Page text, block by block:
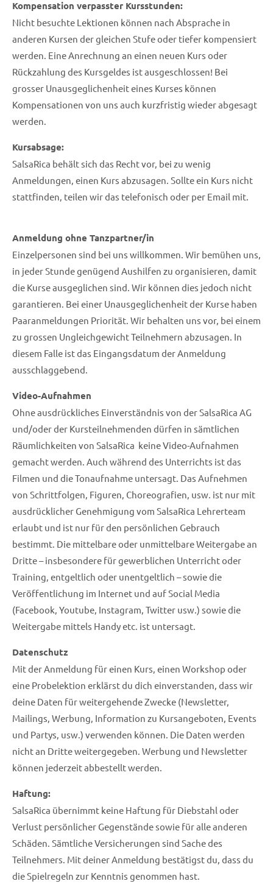
Kompensation verpasster Kursstunden:
Nicht besuchte Lektionen können nach Absprache in
anderen Kursen der gleichen Stufe oder tiefer kompensiert
werden. Eine Anrechnung an einen neuen Kurs oder
Rückzahlung des Kursgeldes ist ausgeschlossen! Bei
grosser Unausgeglichenheit eines Kurses können
Kompensationen von uns auch kurzfristig wieder abgesagt
werden.
Kursabsage:
SalsaRica behält sich das Recht vor, bei zu wenig
Anmeldungen, einen Kurs abzusagen. Sollte ein Kurs nicht
stattfinden, teilen wir das telefonisch oder per Email mit.
Anmeldung ohne Tanzpartner/in
Einzelpersonen sind bei uns willkommen. Wir bemühen uns,
in jeder Stunde genügend Aushilfen zu organisieren, damit
die Kurse ausgeglichen sind. Wir können dies jedoch nicht
garantieren. Bei einer Unausgeglichenheit der Kurse haben
Paaranmeldungen Priorität. Wir behalten uns vor, bei einem
zu grossen Ungleichgewicht Teilnehmern abzusagen. In
diesem Falle ist das Eingangsdatum der Anmeldung
ausschlaggebend.
Video-Aufnahmen
Ohne ausdrückliches Einverständnis von der SalsaRica AG
und/oder der Kursteilnehmenden dürfen in sämtlichen
Räumlichkeiten von SalsaRica keine Video-Aufnahmen
gemacht werden. Auch während des Unterrichts ist das
Filmen und die Tonaufnahme untersagt. Das Aufnehmen
von Schrittfolgen, Figuren, Choreografien, usw. ist nur mit
ausdrücklicher Genehmigung vom SalsaRica Lehrerteam
erlaubt und ist nur für den persönlichen Gebrauch
bestimmt. Die mittelbare oder unmittelbare Weitergabe an
Dritte – insbesondere für gewerblichen Unterricht oder
Training, entgeltlich oder unentgeltlich – sowie die
Veröffentlichung im Internet und auf Social Media
(Facebook, Youtube, Instagram, Twitter usw.) sowie die
Weitergabe mittels Handy etc. ist untersagt.
Datenschutz
Mit der Anmeldung für einen Kurs, einen Workshop oder
eine Probelektion erklärst du dich einverstanden, dass wir
deine Daten für weitergehende Zwecke (Newsletter,
Mailings, Werbung, Information zu Kursangeboten, Events
und Partys, usw.) verwenden können. Die Daten werden
nicht an Dritte weitergegeben. Werbung und Newsletter
können jederzeit abbestellt werden.
Haftung:
SalsaRica übernimmt keine Haftung für Diebstahl oder
Verlust persönlicher Gegenstände sowie für alle anderen
Schäden. Sämtliche Versicherungen sind Sache des
Teilnehmers. Mit deiner Anmeldung bestätigst du, dass du
die Spielregeln zur Kenntnis genommen hast.